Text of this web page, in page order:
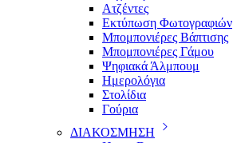
Ατζέντες
Εκτύπωση Φωτογραφιών
Μπομπονιέρες Βάπτισης
Μπομπονιέρες Γάμου
Ψηφιακά Άλμπουμ
Ημερολόγια
Στολίδια
Γούρια
ΔΙΑΚΟΣΜΗΣΗ